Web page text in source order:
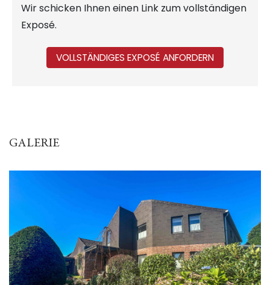
Wir schicken Ihnen einen Link zum vollständigen
Exposé.
VOLLSTÄNDIGES EXPOSÉ ANFORDERN
GALERIE